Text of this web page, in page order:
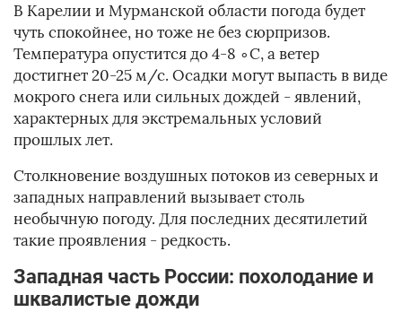
В Карелии и Мурманской области погода будет
чуть спокойнее, но тоже не без сюрпризов.
Температура опустится до 4-8 ∘C, а ветер
достигнет 20-25 м/с. Осадки могут выпасть в виде
мокрого снега или сильных дождей - явлений,
характерных для экстремальных условий
прошлых лет.
Столкновение воздушных потоков из северных и
западных направлений вызывает столь
необычную погоду. Для последних десятилетий
такие проявления - редкость.
Западная часть России: похолодание и
шквалистые дожди